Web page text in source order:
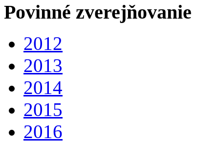
Povinné zverejňovanie
2012
2013
2014
2015
2016